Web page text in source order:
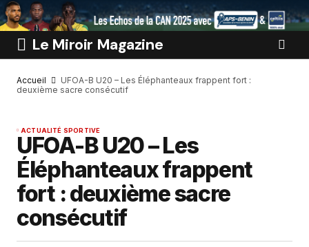
Le Miroir Magazine
Accueil
UFOA-B U20 – Les Éléphanteaux frappent fort :
deuxième sacre consécutif
ACTUALITÉ SPORTIVE
UFOA-B U20 – Les
Éléphanteaux frappent
fort : deuxième sacre
consécutif